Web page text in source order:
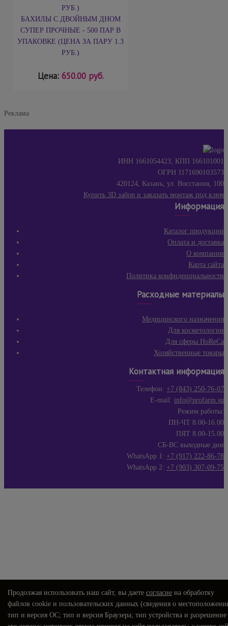
БАХИЛЫ С ДВОЙНЫМ ДНОМ
СУПЕР ПРОЧНЫЕ - 500 ПАР В
УПАКОВКЕ (ЦЕНА ЗА ПАРУ 1.3
РУБ.)
Цена: 650.00 руб.
Реклама
ИНН 1661054423, КПП 166101001
ОГРН 1171690103573
420124, Казань, ул. Восстания, 100
Купить 3D забор и заказать монтаж под ключ
Информация
Каталог продукции
Оплата и доставка
О компании
Карта сайта
Политика конфиденциальности
Расходные материалы
Медицинского назначения
Для косметологии
Для сферы HoReCa
Хозяйственные товары
Контактная информация
Телефон: +7 (843) 250-76-07
E-mail: info@profarm.su
Режим работы:
ПН-ЧТ 8.00-16.00
ПЯТ 8.00-15.00
СБ-ВС выходные дни
WhatsApp 1: +7 (917) 222-86-78
WhatsApp 2: +7 (903) 307-09-75
Продолжая использовать наш сайт, вы даете согласие на обработку
файлов cookie и пользовательских данных (сведения о
тип и версия ОС; тип и версия Браузера; тип устройства и разрешение